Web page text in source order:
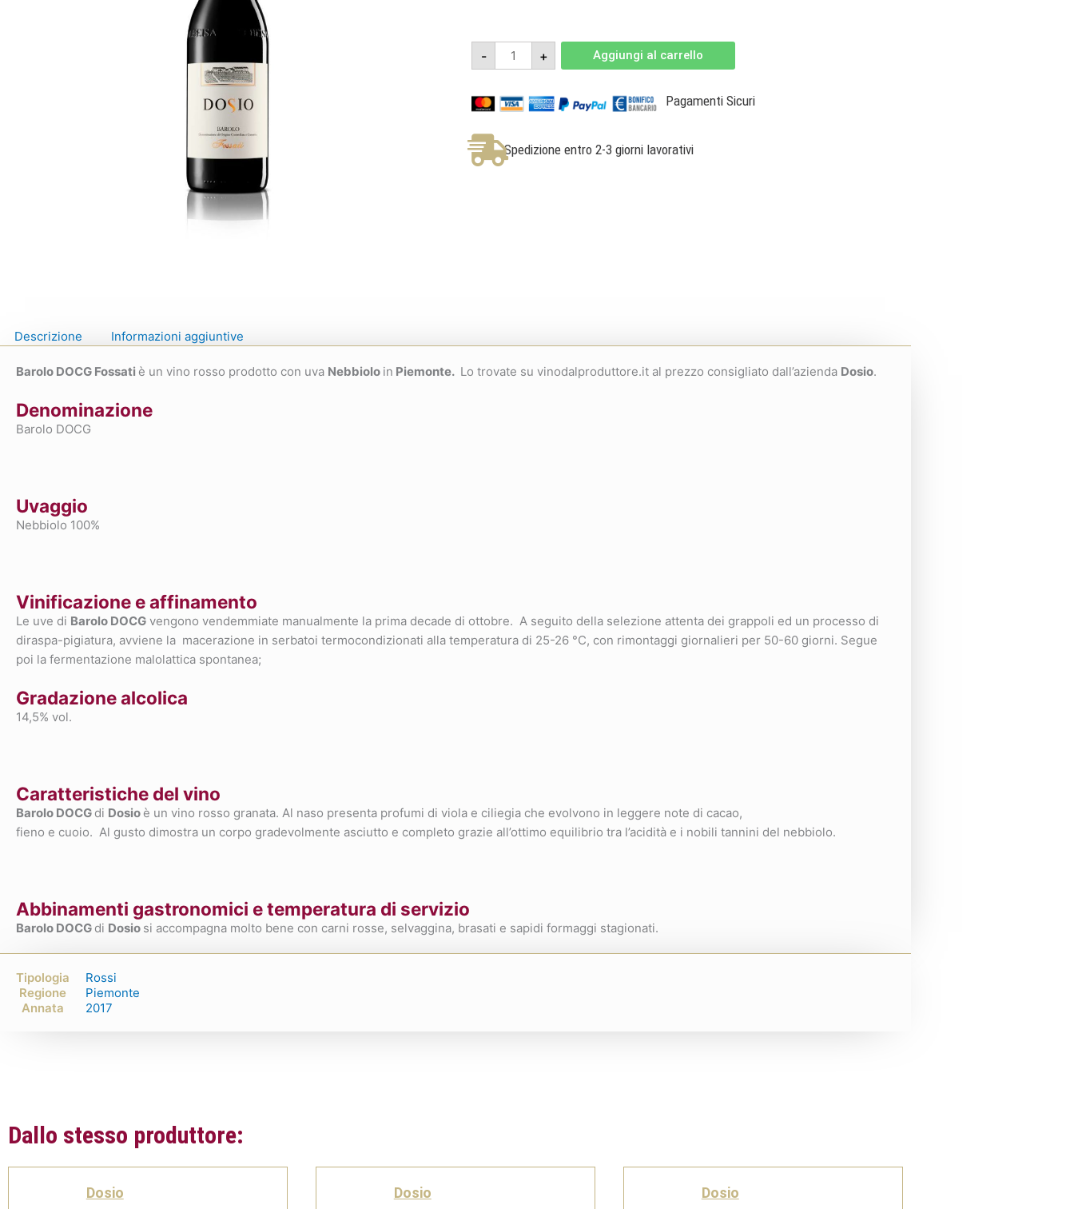
-
Barolo
DOCG
Fossati
-
Dosio
+ Aggiungi al carrello
Pagamenti Sicuri
Spedizione entro 2-3 giorni lavorativi
Descrizione Informazioni aggiuntive
Barolo DOCG Fossati è un vino rosso prodotto con uva Nebbiolo in Piemonte. Lo trovate su vinodalproduttore.it al prezzo consigliato dall’azienda Dosio.
Denominazione
Barolo DOCG
Uvaggio
Nebbiolo 100%
Vinificazione e affinamento
Le uve di Barolo DOCG vengono vendemmiate manualmente la prima decade di ottobre. A seguito della selezione attenta dei grappoli ed un processo di
diraspa-pigiatura, avviene la macerazione in serbatoi termocondizionati alla temperatura di 25-26 °C, con rimontaggi giornalieri per 50-60 giorni. Segue
poi la fermentazione malolattica spontanea;
Gradazione alcolica
14,5% vol.
Caratteristiche del vino
Barolo DOCG di Dosio è un vino rosso granata. Al naso presenta profumi di viola e ciliegia che evolvono in leggere note di cacao,
fieno e cuoio. Al gusto dimostra un corpo gradevolmente asciutto e completo grazie all’ottimo equilibrio tra l’acidità e i nobili tannini del nebbiolo.
Abbinamenti gastronomici e temperatura di servizio
Barolo DOCG di Dosio si accompagna molto bene con carni rosse, selvaggina, brasati e sapidi formaggi stagionati.
Tipologia
Rossi
Regione
Piemonte
Annata
2017
Dallo stesso produttore:
Dosio Dosio Dosio